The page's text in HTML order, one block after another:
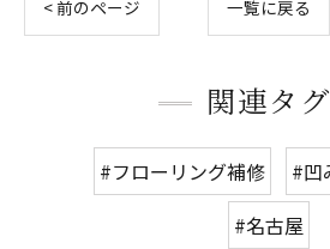
< 前のページ 一覧に戻る
関連タグ
#フローリング補修 #凹
#名古屋